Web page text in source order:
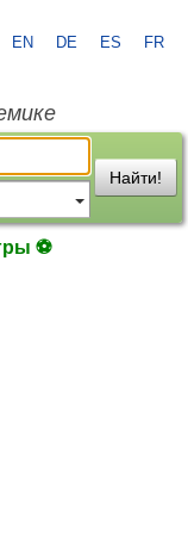
EN DE ES FR
Найти!
⚽